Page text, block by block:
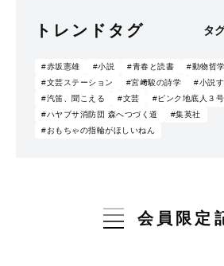
トレンドタグ タ
#赤坂憲雄 #小説 #青春と読書
#動物哲
#文芸ステーション
#宮﨑駿の詩学 #小説
#汽笛、聞こえる
#文芸 #ピンク地底人３号
#ハヤブサ消防団 森へつづく道
#集英社
#おもちゃの指輪がほしいねん
会員限定